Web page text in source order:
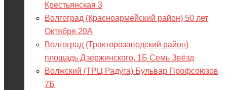
Крестьянская 3
Волгоград (Красноармейский район) 50 лет
Октября 20А
Волгоград (Тракторозаводский район)
площадь Дзержинского, 1Б Семь Звёзд
Волжский (ТРЦ Радуга) Бульвар Профсоюзов
7Б